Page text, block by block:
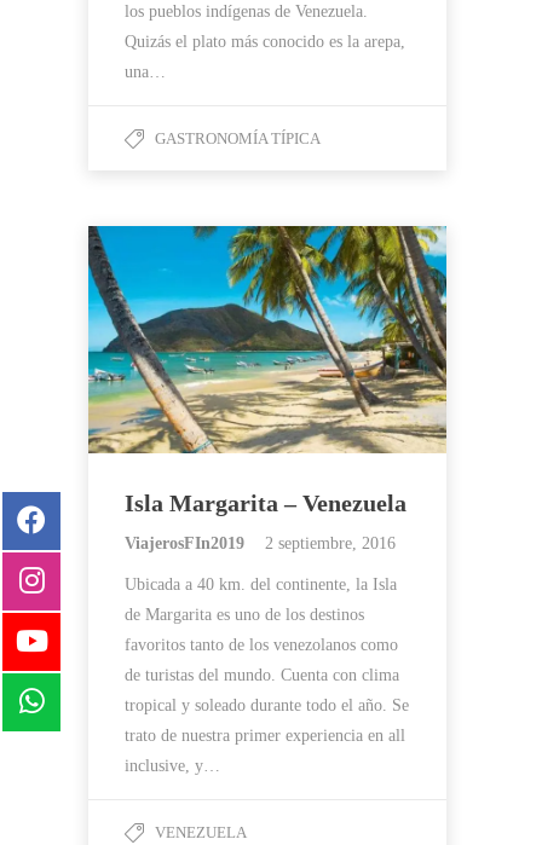
los pueblos indígenas de Venezuela.
Quizás el plato más conocido es la arepa,
una…
GASTRONOMÍA TÍPICA
Isla Margarita – Venezuela
ViajerosFIn2019 2 septiembre, 2016
Ubicada a 40 km. del continente, la Isla
de Margarita es uno de los destinos
favoritos tanto de los venezolanos como
de turistas del mundo. Cuenta con clima
tropical y soleado durante todo el año. Se
trato de nuestra primer experiencia en all
inclusive, y…
VENEZUELA